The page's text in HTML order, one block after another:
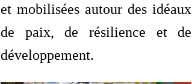
et mobilisées autour des idéaux
de paix, de résilience et de
développement.